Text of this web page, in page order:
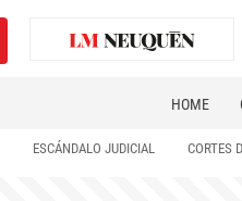
HOME
ESCÁNDALO JUDICIAL CORTES